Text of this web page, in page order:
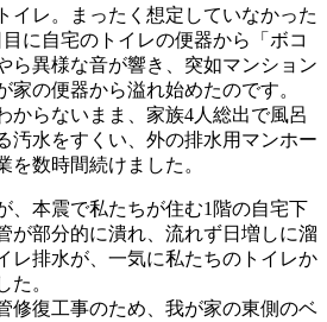
イレ。まったく想定していなかった
に自宅のトイレの便器から「ボコ
ら異様な音が響き、突如マンション
家の便器から溢れ始めたのです。
からないまま、家族4人総出で風呂
汚水をすくい、外の排水用マンホー
を数時間続けました。
、本震で私たちが住む1階の自宅下
が部分的に潰れ、流れず日増しに溜
レ排水が、一気に私たちのトイレか
た。
修復工事のため、我が家の東側のベ